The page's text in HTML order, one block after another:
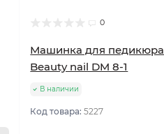
0
Машинка для педикюра
Beauty nail DM 8-1
В наличии
Код товара:5227